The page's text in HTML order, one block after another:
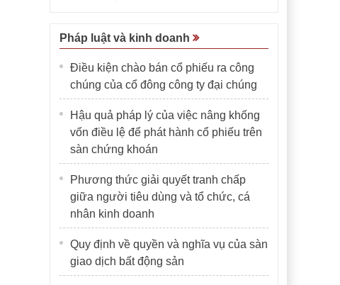
Pháp luật và kinh doanh
Điều kiện chào bán cổ phiếu ra công
chúng của cổ đông công ty đại chúng
Hậu quả pháp lý của việc nâng khống
vốn điều lệ để phát hành cổ phiếu trên
sàn chứng khoán
Phương thức giải quyết tranh chấp
giữa người tiêu dùng và tổ chức, cá
nhân kinh doanh
Quy định về quyền và nghĩa vụ của sàn
giao dịch bất động sản